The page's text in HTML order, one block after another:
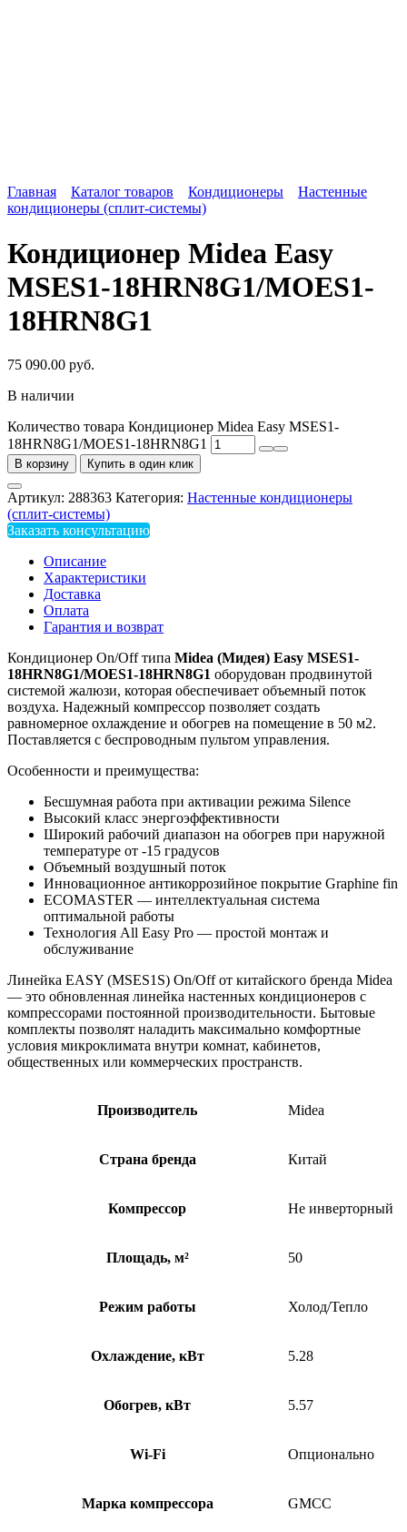
Главная Каталог товаров Кондиционеры
Настенные
кондиционеры (сплит-системы)
Кондиционер Midea Easy
MSES1-18HRN8G1/MOES1-
18HRN8G1
75 090.00 руб.
В наличии
Количество товара Кондиционер Midea Easy MSES1-
18HRN8G1/MOES1-18HRN8G1
В корзину Купить в один клик
Артикул: 288363 Категория: Настенные кондиционеры
(сплит-системы)
Заказать консультацию
Описание
Характеристики
Доставка
Оплата
Гарантия и возврат
Кондиционер On/Off типа Midea (Мидея) Easy MSES1-
18HRN8G1/MOES1-18HRN8G1 оборудован продвинутой
системой жалюзи, которая обеспечивает объемный поток
воздуха. Надежный компрессор позволяет создать
равномерное охлаждение и обогрев на помещение в 50 м2.
Поставляется с беспроводным пультом управления.
Особенности и преимущества:
Бесшумная работа при активации режима Silence
Высокий класс энергоэффективности
Широкий рабочий диапазон на обогрев при наружной
температуре от -15 градусов
Объемный воздушный поток
Инновационное антикоррозийное покрытие Graphine fin
ECOMASTER — интеллектуальная система
оптимальной работы
Технология All Easy Pro — простой монтаж и
обслуживание
Линейка EASY (MSES1S) On/Off от китайского бренда Midea
— это обновленная линейка настенных кондиционеров с
компрессорами постоянной производительности. Бытовые
комплекты позволят наладить максимально комфортные
условия микроклимата внутри комнат, кабинетов,
общественных или коммерческих пространств.
Производитель Midea
Страна бренда Китай
Компрессор Не инверторный
Площадь, м² 50
Режим работы Холод/Тепло
Охлаждение, кВт 5.28
Обогрев, кВт 5.57
Wi-Fi Опционально
Марка компрессора GMCC